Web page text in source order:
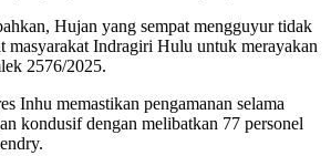
Hujan yang sempat mengguyur tidak
masyarakat Indragiri Hulu untuk merayakan
2576/2025.
Inhu memastikan pengamanan selama
kondusif dengan melibatkan 77 personel